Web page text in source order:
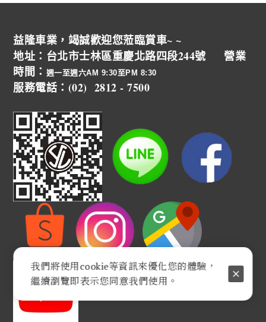
益隆車業，竭誠歡迎您蒞臨賞車~ ~
地址：台北市士林區重慶北路四段244號 營業
時間： 週一至週六AM 9:30至PM 8:30
服務電話：(02) 2812 - 7500
我們將使用cookie等資訊來優化您的體驗，
繼續瀏覽即表示您同意我們使用。